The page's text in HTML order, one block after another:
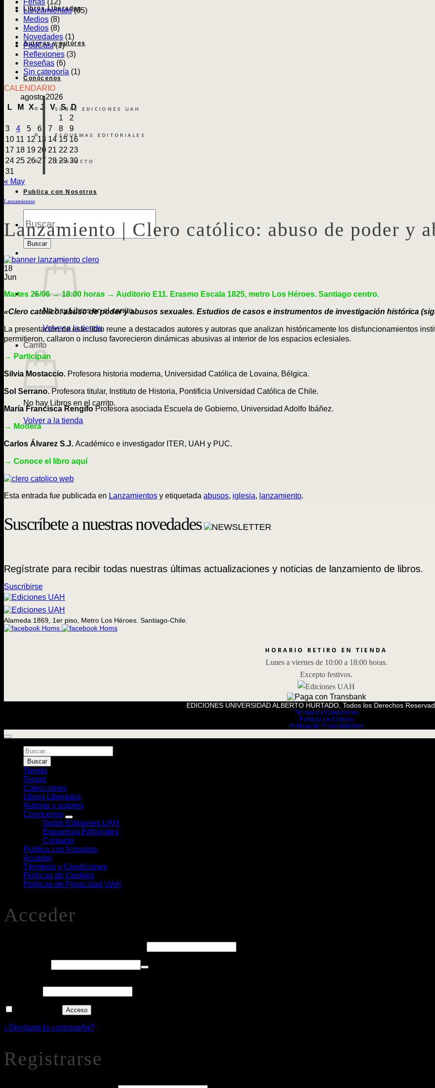
Libros Liberados
Autoras y autores
Conócenos
SOBRE EDICIONES UAH
ESQUEMAS EDITORIALES
CONTACTO
Publica con Nosotros
de
Libros
Buscar
No hay Libros en el carrito.
Volver a la tienda
Carrito
No hay Libros en el carrito.
Volver a la tienda
Ferias (12)
Lanzamientos(65)
Medios (8)
Medios (8)
Novedades (1)
PodCast(1)
Reflexiones (3)
Reseñas (6)
Sin categoría (1)
CALENDARIO
agosto 2026
L
M X J V S
D
1
2
3
4 5 6 7 8
9
10 11 12 13 14 15 16
17 18 19 20 21 22 23
24 25 26 27 28 29 30
31
« May
Lanzamientos
Lanzamiento | Clero católico: abuso de poder y
18
Jun
Martes 25/06→ 18:00 horas → Auditorio E11. Erasmo Escala 1825, metro Los Héroes. Santiago centro.
«Clero católico: abuso de poder y abusos sexuales. Estudios de casos e instrumentos de investigación histórica
La presentación de este libro reune a destacados autores y autoras que analizan históricamente los disfuncionamientos
permitieron, callaron o incluso favorecieron dinámicas abusivas al interior de los espacios eclesiales.
→ Participan
Silvia Mostaccio. Profesora historia moderna, Universidad Católica de Lovaina, Bélgica.
Sol Serrano.Profesora titular, Instituto de Historia, Pontificia Universidad Católica de Chile.
María Francisca Rengifo Profesora asociada Escuela de Gobierno, Universidad Adolfo Ibáñez.
→ Modera
Carlos Álvarez S.J. Académico e investigador ITER, UAH y PUC.
→ Conoce el libro aquí
Esta entrada fue publicada en Lanzamientos y etiquetada abusos, iglesia, lanzamiento.
Suscríbete a nuestras novedades
Regístrate para recibir todas nuestras últimas actualizaciones y noticias de lanzamiento de libros.
Suscribirse
Alameda 1869, 1er piso, Metro Los Héroes. Santiago-Chile.
HORARIO RETIRO EN TIENDA
Lunes a viernes de 10:00 a 18:00 horas.
Excepto festivos.
EDICIONES UNIVERSIDAD ALBERTO HURTADO, Todos los Derechos
Términos y Condiciones
Políticas de Cookies
Políticas de Privacidad UAH
Búsqueda
de
Libros
Buscar
Tienda
Temas
Colecciones
Libros Liberados
Autoras y autores
Conócenos
Sobre Ediciones UAH
Esquemas Editoriales
Contacto
Publica con Nosotros
Acceder
Términos y Condiciones
Políticas de Cookies
Políticas de Privacidad UAH
Acceder
Acceso
¿Olvidaste la contraseña?
Registrarse